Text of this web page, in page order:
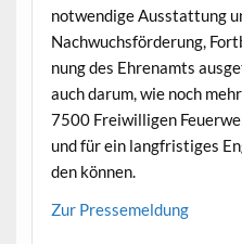
notwendi­ge Ausstat­tung
Nach­wuchs­förderung,
nung des Ehre­namts
auch darum, wie noch
7500 Frei­willi­gen
und für ein langfristiges
den können.
Zur Pressemel­dung